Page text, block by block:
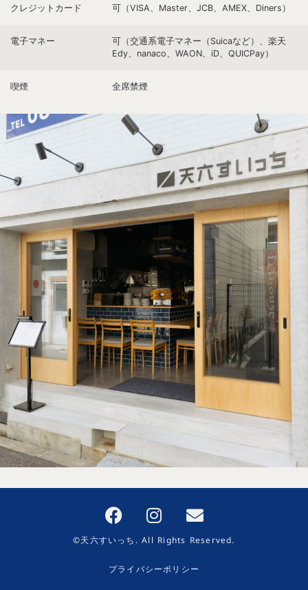
クレジットカード 可（VISA、Master、JCB、AMEX、Diners）
電子マネー
可（交通系電子マネー（Suicaなど）、楽天
Edy、nanaco、WAON、iD、QUICPay）
喫煙 全席禁煙
©天六すいっち. All Rights Reserved.
プライバシーポリシー